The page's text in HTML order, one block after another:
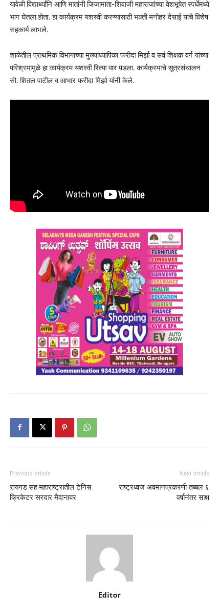
यावेळी विद्यार्थ्यांनि आणि मातांनी जिजामाता-शिवाजी महाराजांच्या वेशभूषेत स्पर्धेमध्ये
भाग घेतला होता. हा कार्यक्रम यशस्वी करण्यासाठी भक्ती मनोहर देसाई यांचे विशेष
सहकार्य लाभले.
शाळेतील प्राथमिक विभागाच्या मुख्याध्यापिका फरीदा मिर्झा व सर्व शिक्षक वर्ग यांच्या
परिश्रमामुळे हा कार्यक्रम यशस्वी रित्या पार पडला. कार्यक्रमाचे सूत्रसंचालन
सौ. शितल पाटील व आभार फरीदा मिर्झा यांनी केले.
Previous article
रायगड सह महाराष्ट्रातील टेनिस
क्रिकेटर सरदार मैदानावर
Next article
राष्ट्रध्वज अवमानप्रकरणी तब्बल ६
वर्षानंतर साक्ष
Editor